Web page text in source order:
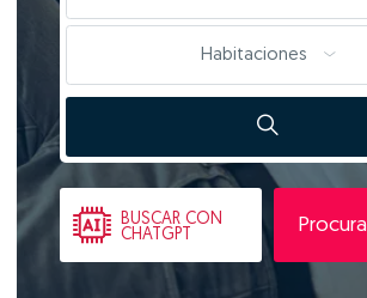
Habitaciones
BUSCAR CON
CHATGPT